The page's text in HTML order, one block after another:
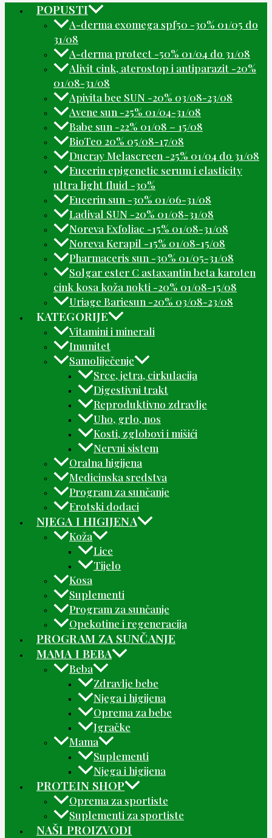
POPUSTI
A-derma exomega spf50 -30% 01/05 do
31/08
A-derma protect -50% 01/04 do 31/08
Alivit cink, aterostop i antiparazit -20%
01/08-31/08
Apivita bee SUN -20% 03/08-23/08
Avene sun -25% 01/04-31/08
Babe sun -22% 01/08 – 15/08
BioTeo 20% 05/08-17/08
Ducray Melascreen -25% 01/04 do 31/08
Eucerin epigenetic serum i elasticity
ultra light fluid -30%
Eucerin sun -30% 01/06-31/08
Ladival SUN -20% 01/08-31/08
Noreva Exfoliac -15% 01/08-31/08
Noreva Kerapil -15% 01/08-15/08
Pharmaceris sun -30% 01/05-31/08
Solgar ester C astaxantin beta karoten
cink kosa koža nokti -20% 01/08-15/08
Uriage Bariesun -20% 03/08-23/08
KATEGORIJE
Vitamini i minerali
Imunitet
Samoliječenje
Srce, jetra, cirkulacija
Digestivni trakt
Reproduktivno zdravlje
Uho, grlo, nos
Kosti, zglobovi i mišići
Nervni sistem
Oralna higijena
Medicinska sredstva
Program za sunčanje
Erotski dodaci
NJEGA I HIGIJENA
Koža
Lice
Tijelo
Kosa
Suplementi
Program za sunčanje
Opekotine i regeneracija
PROGRAM ZA SUNČANJE
MAMA I BEBA
Beba
Zdravlje bebe
Njega i higijena
Oprema za bebe
Igračke
Mama
Suplementi
Njega i higijena
PROTEIN SHOP
Oprema za sportiste
Suplementi za sportiste
NAŠI PROIZVODI